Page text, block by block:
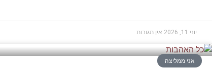
יוני 11, 2026 אין תגובות
אני ממליצה